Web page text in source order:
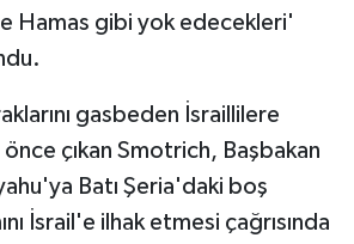
Hamas gibi yok edecekleri'
gasbeden İsraillilere
çıkan Smotrich, Başbakan
Batı Şeria'daki boş
İsrail'e ilhak etmesi çağrısında